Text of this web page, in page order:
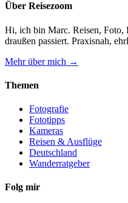
Über Reisezoom
Hi, ich bin Marc. Reisen,
draußen passiert. Praxisnah,
Mehr über mich →
Themen
Fotografie
Fototipps
Kameras
Reisen & Ausflüge
Deutschland
Wanderratgeber
Folg mir